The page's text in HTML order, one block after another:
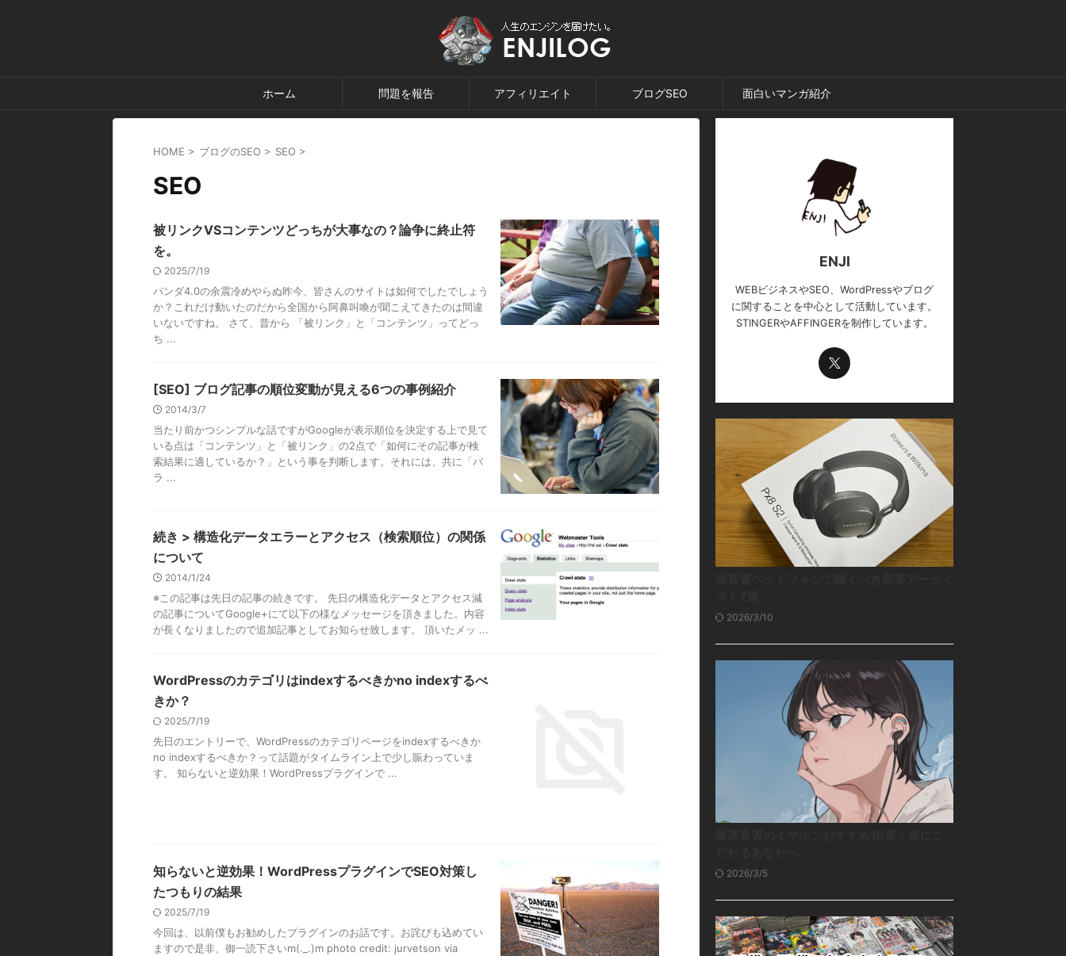
ホーム 問題を報告 アフィリエイト ブログSEO 面白いマンガ紹介
HOME > ブログのSEO > SEO >
SEO
被リンクVSコンテンツどっちが大事なの？論争に終止符
を。
2025/7/19
パンダ4.0の余震冷めやらぬ昨今、皆さんのサイトは如何でしたでしょう
か？これだけ動いたのだから全国から阿鼻叫喚が聞こえてきたのは間違
いないですね。 さて、昔から 「被リンク」と「コンテンツ」ってどっ
ち ...
[SEO] ブログ記事の順位変動が見える6つの事例紹介
2014/3/7
当たり前かつシンプルな話ですがGoogleが表示順位を決定する上で見て
いる点は「コンテンツ」と「被リンク」の2点で「如何にその記事が検
索結果に適しているか？」という事を判断します。それには、共に「バ
ラ ...
続き > 構造化データエラーとアクセス（検索順位）の関係
について
2014/1/24
※この記事は先日の記事の続きです。 先日の構造化データとアクセス減
の記事についてGoogle+にて以下の様なメッセージを頂きました。内容
が長くなりましたので追加記事としてお知らせ致します。 頂いたメッ ...
WordPressのカテゴリはindexするべきかno indexするべ
きか？
2025/7/19
先日のエントリーで、WordPressのカテゴリページをindexするべきか
no indexするべきか？って話題がタイムライン上で少し賑わっていま
す。 知らないと逆効果！WordPressプラグインで ...
知らないと逆効果！WordPressプラグインでSEO対策し
たつもりの結果
2025/7/19
今回は、以前僕もお勧めしたプラグインのお話です。お詫びも込めてい
ますので是非、御一読下さいm(._.)m photo credit: jurvetson via
ENJI
WEBビジネスやSEO、WordPressやブログ
に関することを中心として活動しています。
STINGERやAFFINGERを制作しています。
2026/3/10
2026/3/5